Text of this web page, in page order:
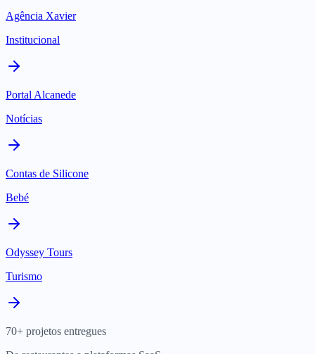
Agência Xavier
Institucional
Portal Alcanede
Notícias
Contas de Silicone
Bebé
Odyssey Tours
Turismo
70+ projetos entregues